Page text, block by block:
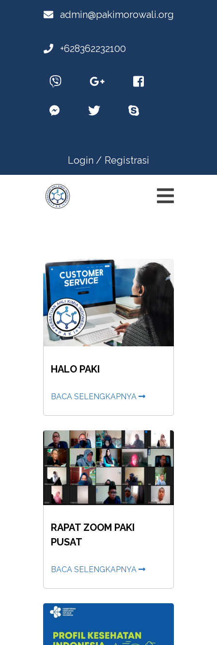
admin@pakimorowali.org
+628362232100
Login / Registrasi
HALO PAKI
BACA SELENGKAPNYA
RAPAT ZOOM PAKI
PUSAT
BACA SELENGKAPNYA